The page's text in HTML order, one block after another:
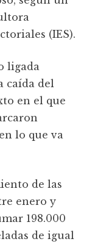
(IES).
ligada
caída del
en el que
lo que va
de las
enero y
198.000
de igual